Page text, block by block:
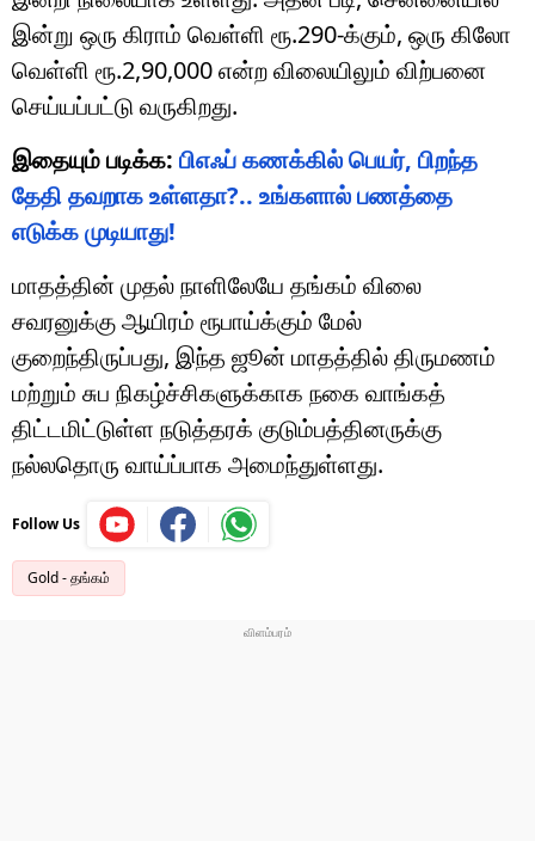
இன்று ஒரு கிராம் வெள்ளி ரூ.290-க்கும், ஒரு கிலோ
வெள்ளி ரூ.2,90,000 என்ற விலையிலும் விற்பனை
செய்யப்பட்டு வருகிறது.
இதையும் படிக்க: பிஎஃப் கணக்கில் பெயர், பிறந்த
தேதி தவறாக உள்ளதா?.. உங்களால் பணத்தை
எடுக்க முடியாது!
மாதத்தின் முதல் நாளிலேயே தங்கம் விலை
சவரனுக்கு ஆயிரம் ரூபாய்க்கும் மேல்
குறைந்திருப்பது, இந்த ஜூன் மாதத்தில் திருமணம்
மற்றும் சுப நிகழ்ச்சிகளுக்காக நகை வாங்கத்
திட்டமிட்டுள்ள நடுத்தரக் குடும்பத்தினருக்கு
நல்லதொரு வாய்ப்பாக அமைந்துள்ளது.
Follow Us
Gold - தங்கம்